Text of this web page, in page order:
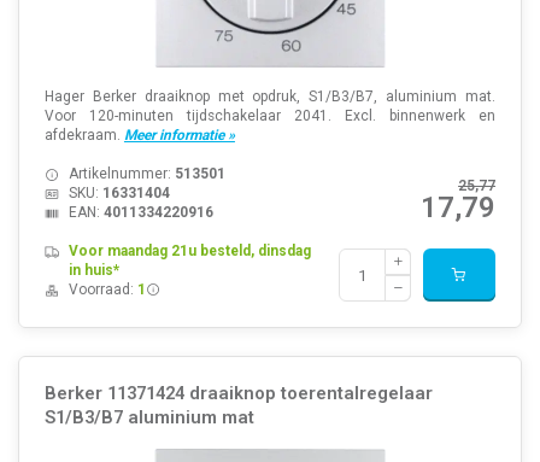
Hager Berker draaiknop met opdruk, S1/B3/B7, aluminium mat.
Voor 120-minuten tijdschakelaar 2041. Excl. binnenwerk en
afdekraam. Meer informatie »
25,77
17,79
Artikelnummer: 513501
SKU: 16331404
EAN: 4011334220916
Voor maandag 21u besteld, dinsdag
in huis*
Voorraad: 1
Berker 11371424 draaiknop toerentalregelaar
S1/B3/B7 aluminium mat